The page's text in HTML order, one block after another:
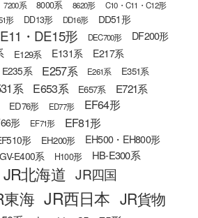
7200系 8000系 8620形
C10・C11・C12形
形 DD13形 DD16形 DD51形
・DE15形 DEC700形 DF200形
E129系 E131系 E217系
E235系 E257系 E261系 E351系
系 E653系 E657系 E721系
ED76形 ED77形 EF64形
形 EF71形
EF81形
形 EH200形 EH500・EH800形
GV-E400系 H100形 HB-E300系
JR北海道 JR四国
東海 JR西日本 JR貨物